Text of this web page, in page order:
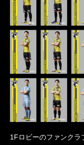
1Fロビーのファンクラ